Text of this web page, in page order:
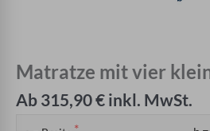
Matratze mit vier
Ab 315,90 € inkl. MwSt.